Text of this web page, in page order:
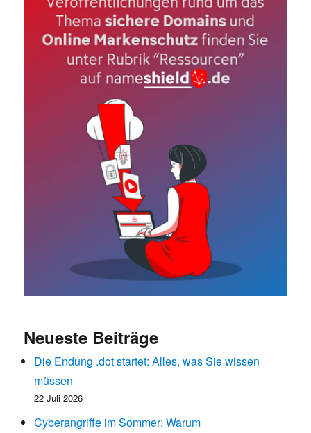
Neueste Beiträge
Die Endung .dot startet: Alles, was Sie wissen
müssen
22 Juli 2026
Cyberangriffe im Sommer: Warum